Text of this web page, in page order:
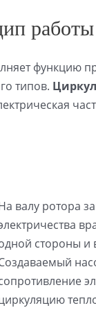
функцию
типов.
валу ротора
стороны и